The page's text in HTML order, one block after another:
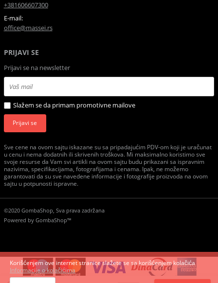
+381606607300
E-mail:
office@massei.rs
PRIJAVI SE
Prijavi se na newsletter
Slažem se da primam promotivne mailove
Prijavi se
Sve cene na ovom sajtu iskazane su sa pripadajućim PDV-om koji je uračunat
u cenu i nema dodatnih ili skrivenih troškova. Mi maksimalno koristimo sve
svoje resurse da Vam svi artikli na ovom sajtu budu prikazani sa ispravnim
nazivima, specifikacijama, fotografijama i cenama. Ipak, ne možemo
garantovati da su sve navedene informacije i fotografije proizvoda na ovom
sajtu u potpunosti ispravne.
©2020 GombaShop, Sva prava zadržana
Powered by GombaShop™
Korišćenjem ove internet stranice slažete se sa korišćenjem kolačića
Informacije o kolačićima